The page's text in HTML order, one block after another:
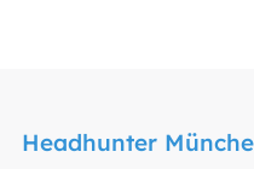
Headhunter